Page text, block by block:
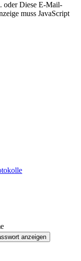
oderDiese E-Mail-
muss JavaScript
anzeigen